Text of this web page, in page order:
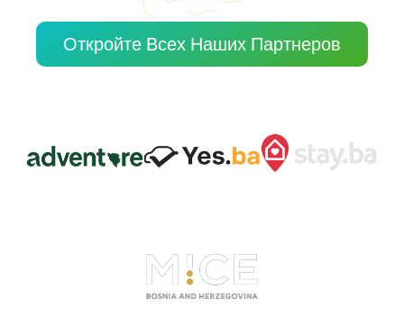
Откройте Всех Наших Партнеров